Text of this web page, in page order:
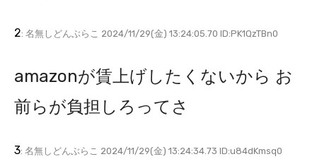
2: 名無しどんぶらこ 2024/11/29(金) 13:24:05.70 ID:PK1QzTBn0
amazonが賃上げしたくないから お
前らが負担しろってさ
3: 名無しどんぶらこ 2024/11/29(金) 13:24:34.73 ID:u84dKmsq0